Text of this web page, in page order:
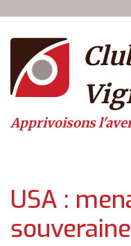
Menu du
Apprivoisons
USA :